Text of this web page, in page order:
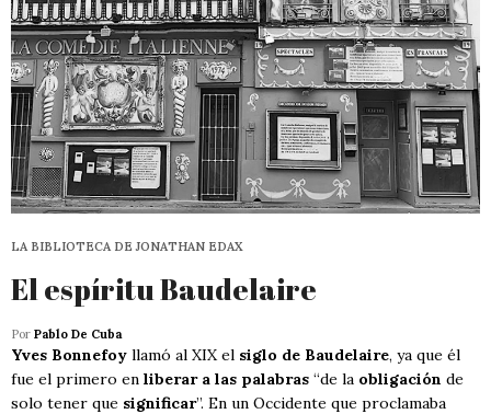
LA BIBLIOTECA DE JONATHAN EDAX
El espíritu Baudelaire
Por Pablo De Cuba
Yves Bonnefoy llamó al XIX el siglo de Baudelaire, ya que él
fue el primero en liberar a las palabras “de la obligación de
solo tener que significar”. En un Occidente que proclamaba